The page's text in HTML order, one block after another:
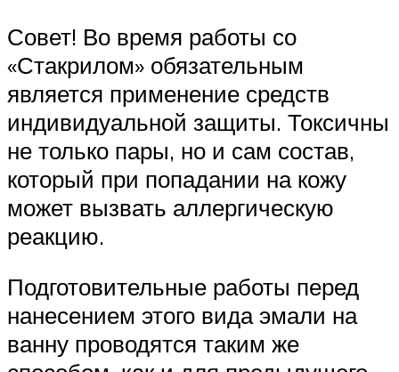
Совет! Во время работы со
«Стакрилом» обязательным
является применение средств
индивидуальной защиты. Токсичны
не только пары, но и сам состав,
который при попадании на кожу
может вызвать аллергическую
реакцию.
Подготовительные работы перед
нанесением этого вида эмали на
ванну проводятся таким же